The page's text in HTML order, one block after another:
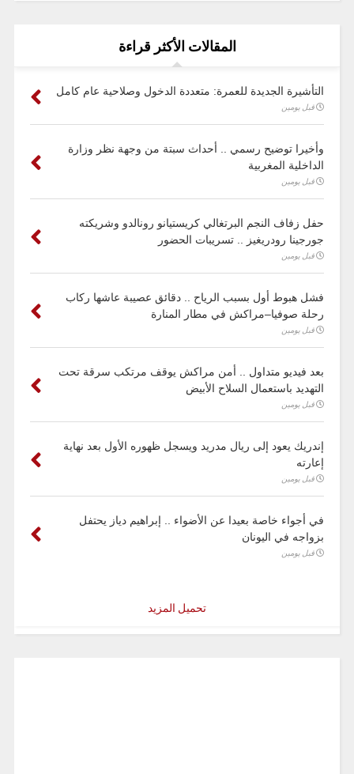
المقالات الأكثر قراءة
التأشيرة الجديدة للعمرة: متعددة الدخول وصلاحية عام كامل
قبل يومين
وأخيرا توضيح رسمي .. أحداث سبتة من وجهة نظر وزارة
الداخلية المغربية
قبل يومين
حفل زفاف النجم البرتغالي كريستيانو رونالدو وشريكته
جورجينا رودريغيز .. تسريبات الحضور
قبل يومين
فشل هبوط أول بسبب الرياح .. دقائق عصيبة عاشها ركاب
رحلة صوفيا–مراكش في مطار المنارة
قبل يومين
بعد فيديو متداول .. أمن مراكش يوقف مرتكب سرقة تحت
التهديد باستعمال السلاح الأبيض
قبل يومين
إندريك يعود إلى ريال مدريد ويسجل ظهوره الأول بعد نهاية
إعارته
قبل يومين
في أجواء خاصة بعيدا عن الأضواء .. إبراهيم دياز يحتفل
بزواجه في اليونان
قبل يومين
تحميل المزيد